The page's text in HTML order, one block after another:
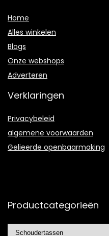
Home
Alles winkelen
Blogs
Onze webshops
Adverteren
Verklaringen
Privacybeleid
algemene voorwaarden
Gelieerde openbaarmaking
Productcategorieën